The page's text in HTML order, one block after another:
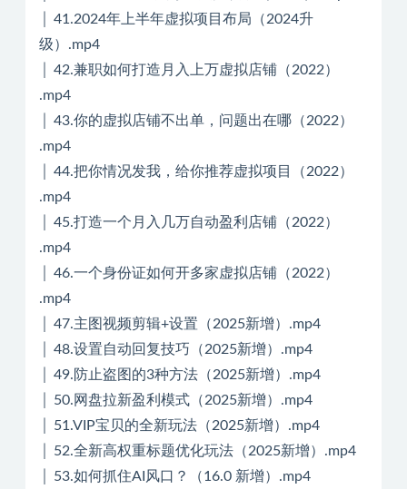
│ 41.2024年上半年虚拟项目布局（2024升
级）.mp4
│ 42.兼职如何打造月入上万虚拟店铺（2022）
.mp4
│ 43.你的虚拟店铺不出单，问题出在哪（2022）
.mp4
│ 44.把你情况发我，给你推荐虚拟项目（2022）
.mp4
│ 45.打造一个月入几万自动盈利店铺（2022）
.mp4
│ 46.一个身份证如何开多家虚拟店铺（2022）
.mp4
│ 47.主图视频剪辑+设置（2025新增）.mp4
│ 48.设置自动回复技巧（2025新增）.mp4
│ 49.防止盗图的3种方法（2025新增）.mp4
│ 50.网盘拉新盈利模式（2025新增）.mp4
│ 51.VIP宝贝的全新玩法（2025新增）.mp4
│ 52.全新高权重标题优化玩法（2025新增）.mp4
│ 53.如何抓住AI风口？（16.0 新增）.mp4